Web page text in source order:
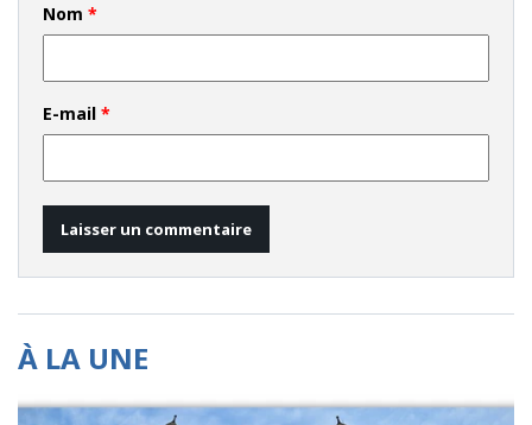
Nom *
E-mail *
À LA UNE